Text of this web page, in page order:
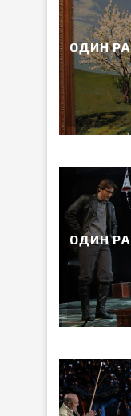
ОДИН
ОДИН